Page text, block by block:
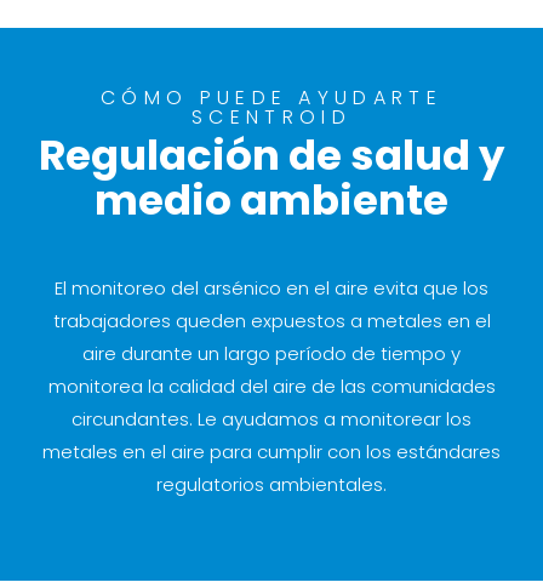
CÓMO PUEDE AYUDARTE
SCENTROID
Regulación de salud y
medio ambiente
El monitoreo del arsénico en el aire evita que los
trabajadores queden expuestos a metales en el
aire durante un largo período de tiempo y
monitorea la calidad del aire de las comunidades
circundantes. Le ayudamos a monitorear los
metales en el aire para cumplir con los estándares
regulatorios ambientales.